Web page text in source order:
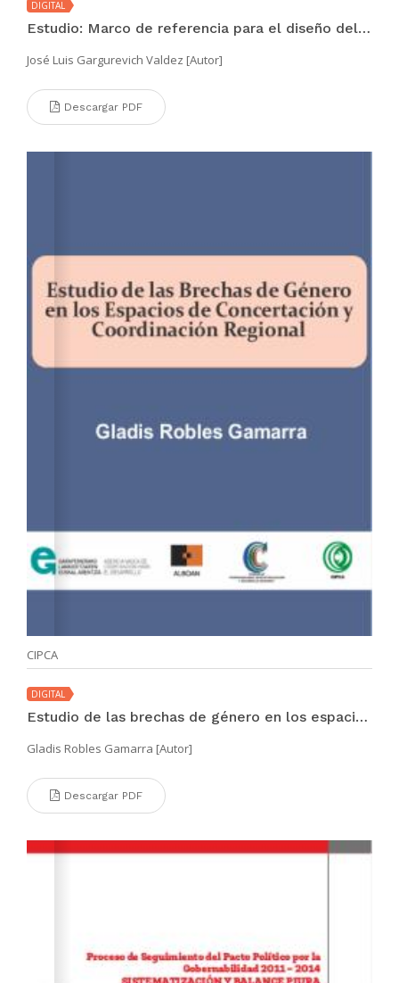
DIGITAL
Estudio: Marco de referencia para el diseño del modelo de gestión descentralizada en la región Piura
José Luis Gargurevich Valdez [Autor]
Descargar PDF
CIPCA
DIGITAL
Estudio de las brechas de género en los espacios de concertación y coordinación regional
Gladis Robles Gamarra [Autor]
Descargar PDF